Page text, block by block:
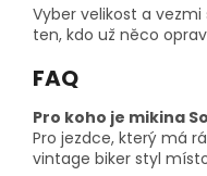
Vyber velikost a
ten, kdo už něco
FAQ
Pro koho je mikina
Pro jezdce, který má
vintage biker styl